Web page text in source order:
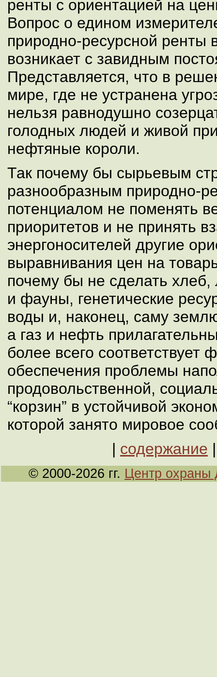
ренты с ориентацией на
Вопрос о едином
природно-ресурсной ренты
возникает с завидным
Представляется, что в
мире, где не устранена
нельзя равнодушно
голодных людей и живой
нефтяные короли.
Так почему бы сырьевым
разнообразным природно-
потенциалом не поменять
приоритетов и не принять
энергоносителей другие
выравнивания цен на
почему бы не сделать
и фауны, генетические
воды и, наконец, саму
а газ и нефть
более всего соответствует
обеспечения проблемы
продовольственной,
“корзин” в устойчивой
которой занято мировое
| содержание
© 2000-2026 гг. Центр охраны